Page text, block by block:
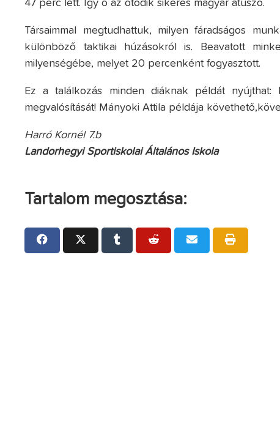
47 perc lett. Így ő az ötödik sikeres magyar átúszó.
Társaimmal megtudhattuk, milyen fáradságos
különböző taktikai húzásokról is. Beavatott
milyenségébe, melyet 20 percenként fogyasztott.
Ez a találkozás minden diáknak példát
megvalósítását! Mányoki Attila példája
Harró Kornél 7.b
Landorhegyi Sportiskolai Általános Iskola
Tartalom megosztása: